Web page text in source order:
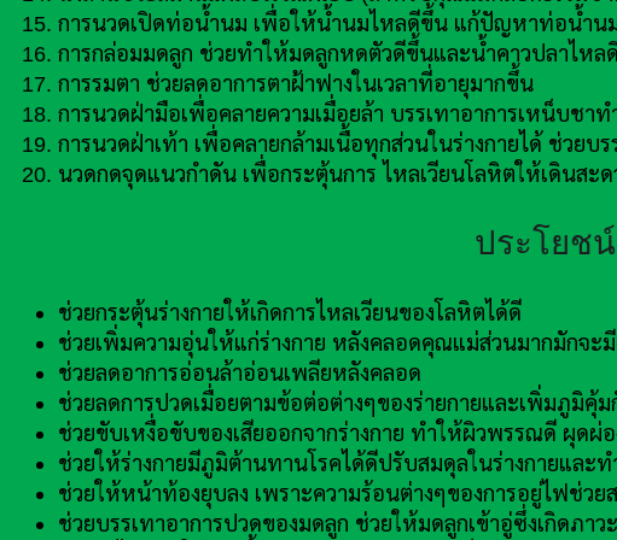
การนวดเปิดท่อน้ำนม เพื่อให้น้ำนมไหลดีขึ้น แก้ปัญหาท่อน้ำน
การกล่อมมดลูก ช่วยทำให้มดลูกหดตัวดีขึ้นและน้ำคาวปลาไหล
การรมตา ช่วยลดอาการตาฝ้าฟางในเวลาที่อายุมากขึ้น
การนวดฝ่ามือเพื่อคลายความเมื่อยล้า บรรเทาอาการเหน็บชา
การนวดฝ่าเท้า เพื่อคลายกล้ามเนื้อทุกส่วนในร่างกายได้ ช่วยบ
นวดกดจุดแนวกำดัน เพื่อกระตุ้นการ ไหลเวียนโลหิตให้เดินสะ
ประโยช
ช่วยกระตุ้นร่างกายให้เกิดการไหลเวียนของโลหิตได้ดี
ช่วยเพิ่มความอุ่นให้แก่ร่างกาย หลังคลอดคุณแม่ส่วนมากมักจะ
ช่วยลดอาการอ่อนล้าอ่อนเพลียหลังคลอด
ช่วยลดการปวดเมื่อยตามข้อต่อต่างๆของร่ายกายและเพิ่มภูมิคุ้ม
ช่วยขับเหงื่อขับของเสียออกจากร่างกาย ทำให้ผิวพรรณดี ผุดผ่อ
ช่วยให้ร่างกายมีภูมิต้านทานโรคได้ดีปรับสมดุลในร่างกายและ
ช่วยให้หน้าท้องยุบลง เพราะความร้อนต่างๆของการอยู่ไฟช่
ช่วยบรรเทาอาการปวดของมดลูก ช่วยให้มดลูกเข้าอู่ซึ่งเกิดภา